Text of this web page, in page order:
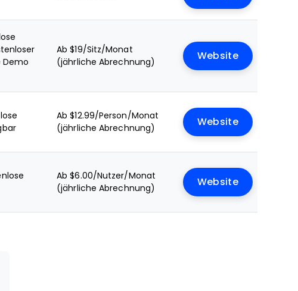
Demo
Ab $19/Sitz/Monat
(jährliche Abrechnung)
Website
Ab $12.99/Person/Monat
(jährliche Abrechnung)
Website
Ab $6.00/Nutzer/Monat
(jährliche Abrechnung)
Website